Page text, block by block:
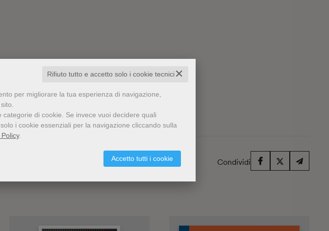
✕
Rifiuto tutto e accetto solo i cookie tecnici
per migliorare la tua esperienza di navigazione,
di cookie. Se invece vuoi decidere quali
i cookie essenziali per la navigazione cliccando sulla
.
Accetto tutti i cookie Condividi